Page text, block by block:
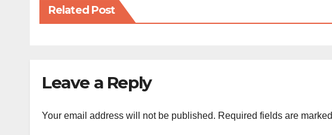
Related Post
Leave a Reply
Your email address will not be published. Required fields are marked